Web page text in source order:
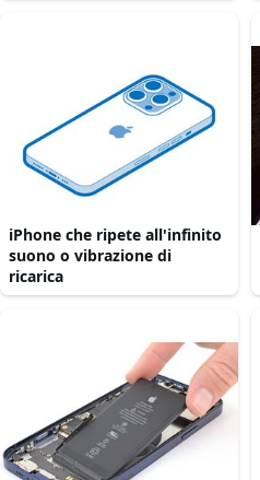
iPhone che ripete all'infinito
suono o vibrazione di
ricarica